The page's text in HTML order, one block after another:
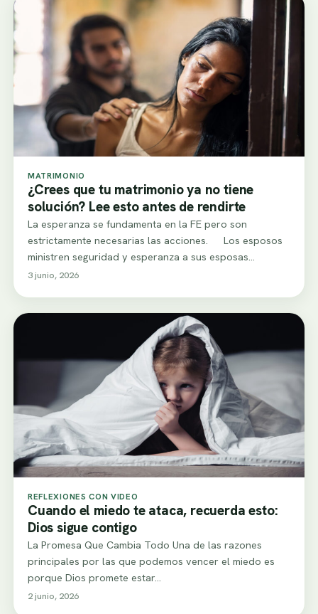
MATRIMONIO
¿Crees que tu matrimonio ya no tiene
solución? Lee esto antes de rendirte
La esperanza se fundamenta en la FE pero son
estrictamente necesarias las acciones. Los esposos
ministren seguridad y esperanza a sus esposas…
3 junio, 2026
REFLEXIONES CON VIDEO
Cuando el miedo te ataca, recuerda esto:
Dios sigue contigo
La Promesa Que Cambia Todo Una de las razones
principales por las que podemos vencer el miedo es
porque Dios promete estar…
2 junio, 2026